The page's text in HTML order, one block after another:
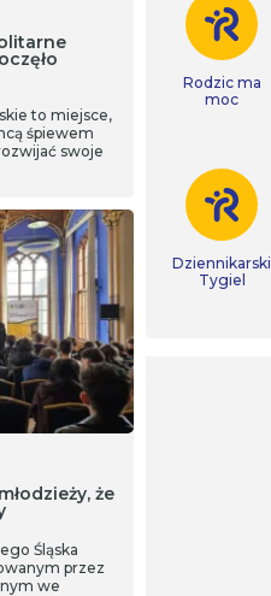
to miejsce,
śpiewem
swoje
że
Śląska
przez
we
Rodzic ma
moc
Dziennikarski
Tygiel